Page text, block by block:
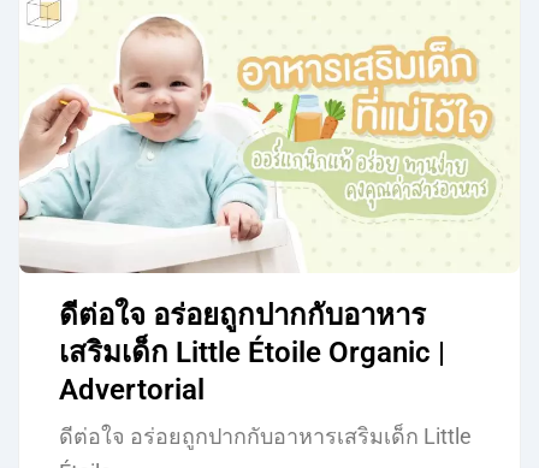
ดีต่อใจ อร่อยถูกปากกับอาหาร
เสริมเด็ก Little Étoile Organic |
Advertorial
ดีต่อใจ อร่อยถูกปากกับอาหารเสริมเด็ก Little